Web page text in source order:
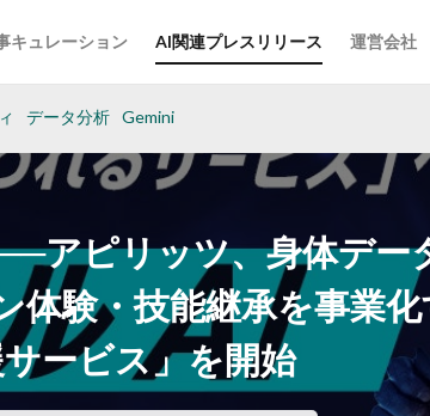
キュレーション AI関連プレスリリース 運営会社
データ分析 Gemini
アピリッツ、身体デー
体験・技能継承を事業化
ービス」を開始